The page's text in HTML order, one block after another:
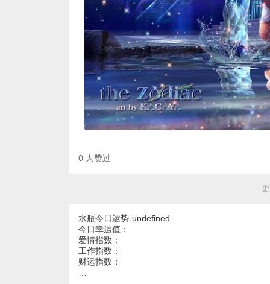
0 人赞过
水瓶今日运势-undefined
今日幸运值：
爱情指数：
工作指数：
财运指数：